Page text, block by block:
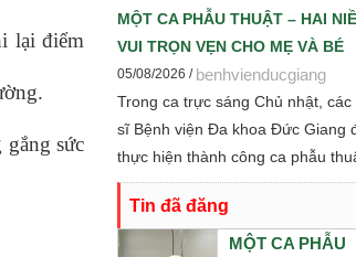
lại điểm
sức
(Hoa Kỳ) đến tham quan, làm việc
trao đổi chuyên môn về dinh
mẹ - trẻ em, phát triển Ngân hàng
mẹ, vi sinh, phân tích y sinh, đồng
thảo luận các định hướng hợp tác
nghiên cứu khoa học và chuyển
thức trong thời gian tới.
MỘT CA PHẪU THUẬT – HAI
VUI TRỌN VẸN CHO MẸ VÀ BÉ
05/08/2026 / benhvienducgiang
Trong ca trực sáng Chủ nhật, các
sĩ Bệnh viện Đa khoa Đức Giang
thực hiện thành công ca phẫu
thai kết hợp bóc u nang buồng
cho sản phụ N. Sản phụ nhập viện
trong tình trạng chuyển dạ con so,
Tin đã đăng
MỘT CA PHẪU